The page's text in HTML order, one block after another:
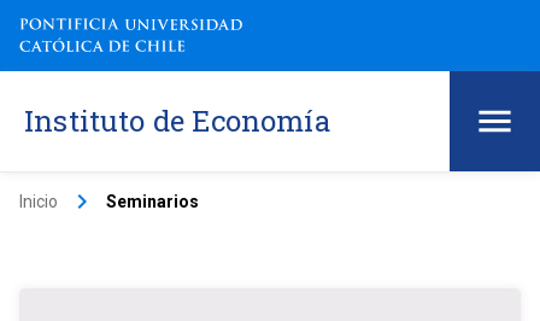
Instituto de Economía
Inicio keyboard_arrow_right Seminarios